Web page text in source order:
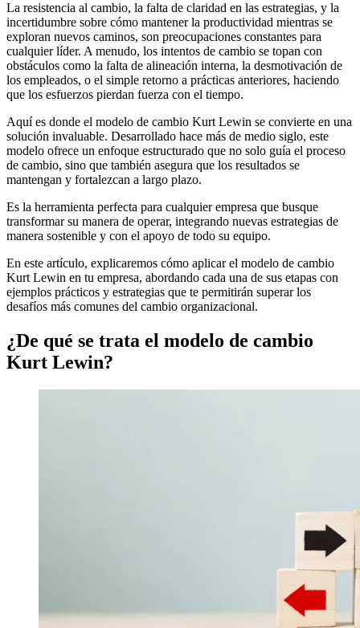
La resistencia al cambio, la falta de claridad en las estrategias, y la
incertidumbre sobre cómo mantener la productividad mientras se
exploran nuevos caminos, son preocupaciones constantes para
cualquier líder. A menudo, los intentos de cambio se topan con
obstáculos como la falta de alineación interna, la desmotivación de
los empleados, o el simple retorno a prácticas anteriores, haciendo
que los esfuerzos pierdan fuerza con el tiempo.
Aquí es donde el modelo de cambio Kurt Lewin se convierte en una
solución invaluable. Desarrollado hace más de medio siglo, este
modelo ofrece un enfoque estructurado que no solo guía el proceso
de cambio, sino que también asegura que los resultados se
mantengan y fortalezcan a largo plazo.
Es la herramienta perfecta para cualquier empresa que busque
transformar su manera de operar, integrando nuevas estrategias de
manera sostenible y con el apoyo de todo su equipo.
En este artículo, explicaremos cómo aplicar el modelo de cambio
Kurt Lewin en tu empresa, abordando cada una de sus etapas con
ejemplos prácticos y estrategias que te permitirán superar los
desafíos más comunes del cambio organizacional.
¿De qué se trata el modelo de cambio
Kurt Lewin?